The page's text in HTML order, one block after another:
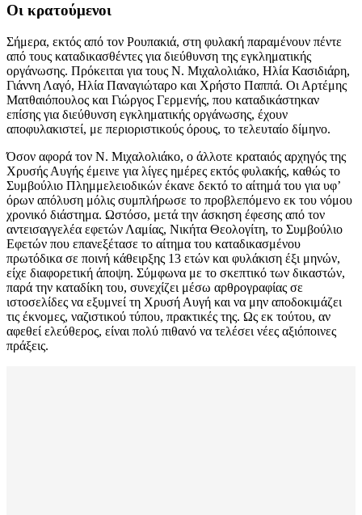
Οι κρατούμενοι
Σήμερα, εκτός από τον Ρουπακιά, στη φυλακή παραμένουν πέντε
από τους καταδικασθέντες για διεύθυνση της εγκληματικής
οργάνωσης. Πρόκειται για τους Ν. Μιχαλολιάκο, Ηλία Κασιδιάρη,
Γιάννη Λαγό, Ηλία Παναγιώταρο και Χρήστο Παππά. Οι Αρτέμης
Ματθαιόπουλος και Γιώργος Γερμενής, που καταδικάστηκαν
επίσης για διεύθυνση εγκληματικής οργάνωσης, έχουν
αποφυλακιστεί, με περιοριστικούς όρους, το τελευταίο δίμηνο.
Όσον αφορά τον Ν. Μιχαλολιάκο, ο άλλοτε κραταιός αρχηγός της
Χρυσής Αυγής έμεινε για λίγες ημέρες εκτός φυλακής, καθώς το
Συμβούλιο Πλημμελειοδικών έκανε δεκτό το αίτημά του για υφ’
όρων απόλυση μόλις συμπλήρωσε το προβλεπόμενο εκ του νόμου
χρονικό διάστημα. Ωστόσο, μετά την άσκηση έφεσης από τον
αντεισαγγελέα εφετών Λαμίας, Νικήτα Θεολογίτη, το Συμβούλιο
Εφετών που επανεξέτασε το αίτημα του καταδικασμένου
πρωτόδικα σε ποινή κάθειρξης 13 ετών και φυλάκιση έξι μηνών,
είχε διαφορετική άποψη. Σύμφωνα με το σκεπτικό των δικαστών,
παρά την καταδίκη του, συνεχίζει μέσω αρθρογραφίας σε
ιστοσελίδες να εξυμνεί τη Χρυσή Αυγή και να μην αποδοκιμάζει
τις έκνομες, ναζιστικού τύπου, πρακτικές της. Ως εκ τούτου, αν
αφεθεί ελεύθερος, είναι πολύ πιθανό να τελέσει νέες αξιόποινες
πράξεις.